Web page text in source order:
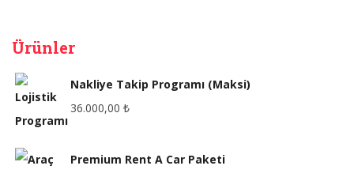
Ürünler
Nakliye Takip Programı (Maksi)
36.000,00 ₺
Premium Rent A Car Paketi